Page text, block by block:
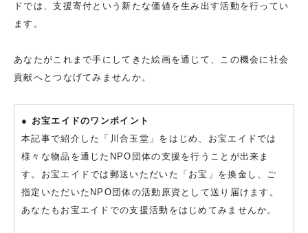
ドでは、支援寄付という新たな価値を生み出す活動を行ってい
ます。
あなたがこれまで手にしてきた絵画を通じて、この機会に社会
貢献へとつなげてみませんか。
● お宝エイドのワンポイント
本記事で紹介した「川合玉堂」をはじめ、お宝エイドでは
様々な物品を通じたNPO団体の支援を行うことが出来ま
す。お宝エイドでは郵送いただいた「お宝」を換金し、ご
指定いただいたNPO団体の活動原資として送り届けます。
あなたもお宝エイドでの支援活動をはじめてみませんか。